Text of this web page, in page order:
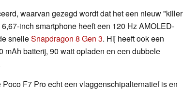
waarvan gezegd wordt dat het een nieuw "killer
inch smartphone heeft een 120 Hz AMOLED-
snelleSnapdragon 8 Gen 3. Hij heeft ook een
batterij, 90 watt opladen en een dubbele
F7 Pro echt een vlaggenschipalternatief is en